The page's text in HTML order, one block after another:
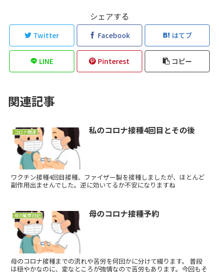
シェアする
Twitter Facebook はてブ
LINE Pinterest コピー
関連記事
コロナ関連 私のコロナ接種4回目とその後
ワクチン接種4回目接種、ファイザー製を接種しましたが、ほとんど
副作用出ませんでした。逆に効いてるか不安になりますね
母の観察日記 母のコロナ接種予約
母のコロナ接種までの流れや苦労を何回かに分けて綴ります。 普段
は穏やかなのに、変なところが強情なので苦労もあります。今回もそ